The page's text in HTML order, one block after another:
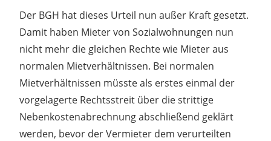
Der BGH hat dieses Urteil nun außer Kraft gesetzt.
Damit haben Mieter von Sozialwohnungen nun
nicht mehr die gleichen Rechte wie Mieter aus
normalen Mietverhältnissen. Bei normalen
Mietverhältnissen müsste als erstes einmal der
vorgelagerte Rechtsstreit über die strittige
Nebenkostenabrechnung abschließend geklärt
werden, bevor der Vermieter dem verurteilten